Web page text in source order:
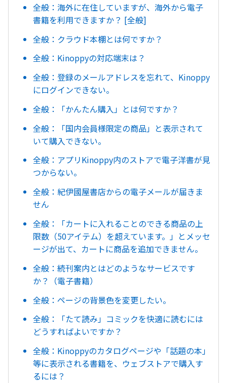
全般：海外に在住していますが、海外から電子
書籍を利用できますか？ [全般]
全般：クラウド本棚とは何ですか？
全般：Kinoppyの対応端末は？
全般：登録のメールアドレスを忘れて、Kinoppy
にログインできない。
全般：「かんたん購入」とは何ですか？
全般：「国内会員様限定の商品」と表示されて
いて購入できない。
全般：アプリKinoppy内のストアで電子洋書が見
つからない。
全般：紀伊國屋書店からの電子メールが届きま
せん
全般：「カートに入れることのできる商品の上
限数（50アイテム）を超えています。」とメッセ
ージが出て、カートに商品を追加できません。
全般：続刊案内とはどのようなサービスです
か？（電子書籍）
全般：ページの背景色を変更したい。
全般：「たて読み」コミックを快適に読むには
どうすればよいですか？
全般：Kinoppyのカタログページや「話題の本」
等に表示される書籍を、ウェブストアで購入す
るには？